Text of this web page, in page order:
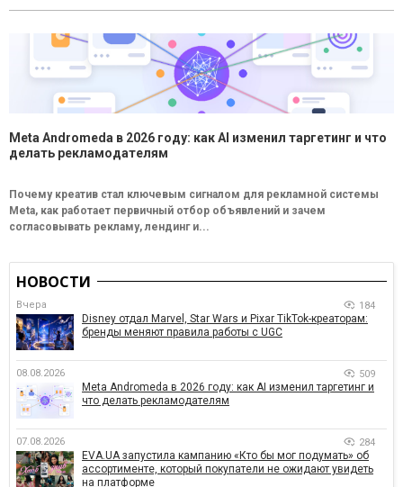
Meta Andromeda в 2026 году: как AI изменил таргетинг и что
делать рекламодателям
Почему креатив стал ключевым сигналом для рекламной системы
Meta, как работает первичный отбор объявлений и зачем
согласовывать рекламу, лендинг и...
НОВОСТИ
Вчера 184
Disney отдал Marvel, Star Wars и Pixar TikTok-креаторам:
бренды меняют правила работы с UGC
08.08.2026 509
Meta Andromeda в 2026 году: как AI изменил таргетинг и
что делать рекламодателям
07.08.2026 284
EVA.UA запустила кампанию «Кто бы мог подумать» об
ассортименте, который покупатели не ожидают увидеть
на платформе